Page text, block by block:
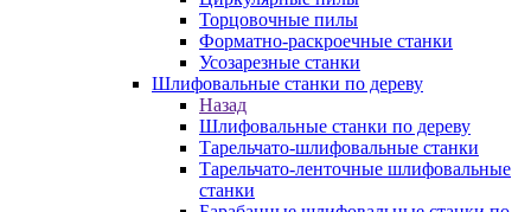
Торцовочные пилы
Форматно-раскроечные станки
Усозарезные станки
Шлифовальные станки по дереву
Назад
Шлифовальные станки по дереву
Тарельчато-шлифовальные станки
Тарельчато-ленточные шлифовальные
станки